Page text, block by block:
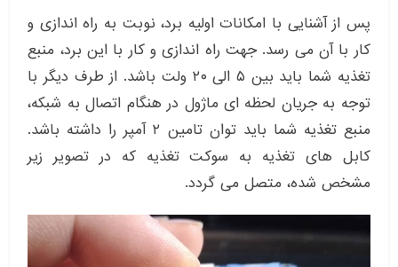
پس از آشنایی با امکانات اولیه برد، نوبت به راه اندازی و
کار با آن می رسد. جهت راه اندازی و کار با این برد، منبع
تغذیه شما باید بین ۵ الی ۲۰ ولت باشد. از طرف دیگر با
توجه به جریان لحظه ای ماژول در هنگام اتصال به شبکه،
منبع تغذیه شما باید توان تامین ۲ آمپر را داشته باشد.
کابل های تغذیه به سوکت تغذیه که در تصویر زیر
مشخص شده، متصل می گردد.